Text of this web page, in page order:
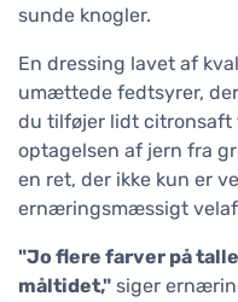
sunde knogler.
En dressing lavet af
umættede fedtsyrer,
du tilføjer lidt citronsaft
optagelsen af jern fra
en ret, der ikke kun er
ernæringsmæssigt
"Jo flere farver på
måltidet," siger